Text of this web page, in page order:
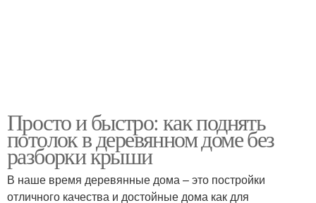
Просто и быстро: как поднять
потолок в деревянном доме без
разборки крыши
В наше время деревянные дома – это постройки
отличного качества и достойные дома как для